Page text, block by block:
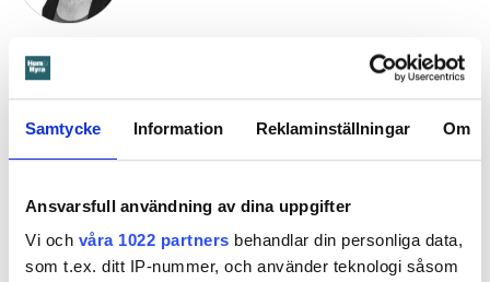
Samtycke Information Reklaminställningar Om
Ansvarsfull användning av dina uppgifter
Vi och våra 1022 partners behandlar din personliga data,
som t.ex. ditt IP-nummer, och använder teknologi såsom
reporter
anna.rytterbrant@hemhyra.se
010- 45 916 01